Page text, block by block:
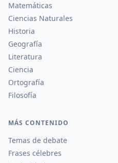
Matemáticas
Ciencias Naturales
Historia
Geografía
Literatura
Ciencia
Ortografía
Filosofía
MÁS CONTENIDO
Temas de debate
Frases célebres